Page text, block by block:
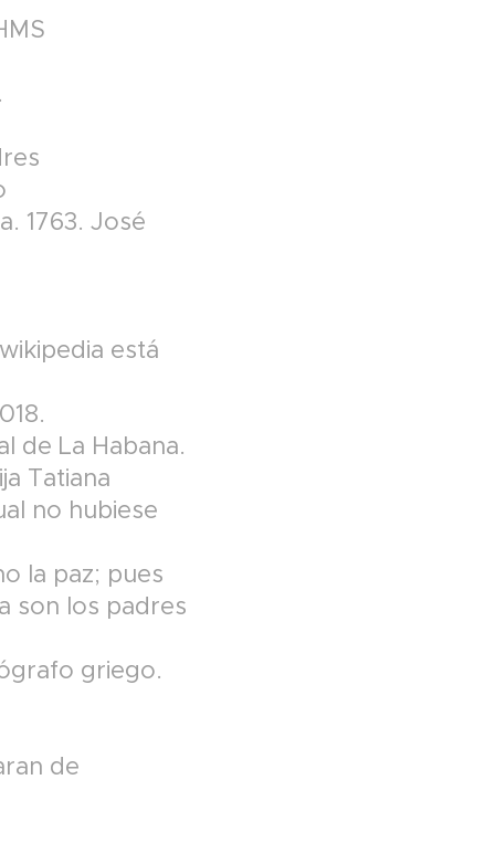
1763. José
está
de La Habana.
Tatiana
no hubiese
la paz; pues
son los padres
griego.
de